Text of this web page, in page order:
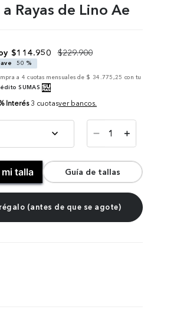
a Rayas de Lino Ae
$114.950 $229.900
50 %
a 4 cuotas mensuales de $ 34.775,25 con tu
SUMAS
Interés 3 cuotasver bancos.
＋
－
talla Guía de tallas